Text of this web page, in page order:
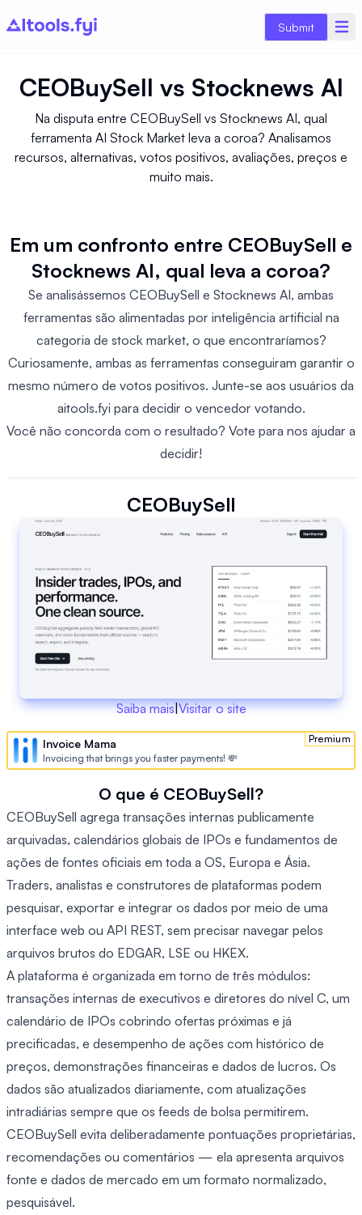
Submit
CEOBuySell vs Stocknews AI
Na disputa entre CEOBuySell vs Stocknews AI, qual
ferramenta AI Stock Market leva a coroa? Analisamos
recursos, alternativas, votos positivos, avaliações, preços e
muito mais.
Em um confronto entre CEOBuySell e
Stocknews AI, qual leva a coroa?
Se analisássemos CEOBuySell e Stocknews AI, ambas
ferramentas são alimentadas por inteligência artificial na
categoria de stock market, o que encontraríamos?
Curiosamente, ambas as ferramentas conseguiram garantir o
mesmo número de votos positivos. Junte-se aos usuários da
aitools.fyi para decidir o vencedor votando.
Você não concorda com o resultado? Vote para nos ajudar a
decidir!
CEOBuySell
Saiba mais|Visitar o site
Premium
Invoice Mama
Invoicing that brings you faster payments! 💸
O que é CEOBuySell?
CEOBuySell agrega transações internas publicamente
arquivadas, calendários globais de IPOs e fundamentos de
ações de fontes oficiais em toda a OS, Europa e Ásia.
Traders, analistas e construtores de plataformas podem
pesquisar, exportar e integrar os dados por meio de uma
interface web ou API REST, sem precisar navegar pelos
arquivos brutos do EDGAR, LSE ou HKEX.
A plataforma é organizada em torno de três módulos:
transações internas de executivos e diretores do nível C, um
calendário de IPOs cobrindo ofertas próximas e já
precificadas, e desempenho de ações com histórico de
preços, demonstrações financeiras e dados de lucros. Os
dados são atualizados diariamente, com atualizações
intradiárias sempre que os feeds de bolsa permitirem.
CEOBuySell evita deliberadamente pontuações proprietárias,
recomendações ou comentários — ela apresenta arquivos
fonte e dados de mercado em um formato normalizado,
pesquisável.